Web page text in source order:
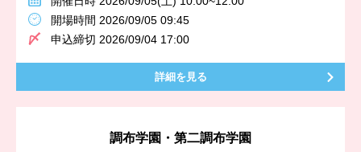
開場時間 2026/09/05 09:45
申込締切 2026/09/04 17:00
詳細を見る
調布学園・第二調布学園